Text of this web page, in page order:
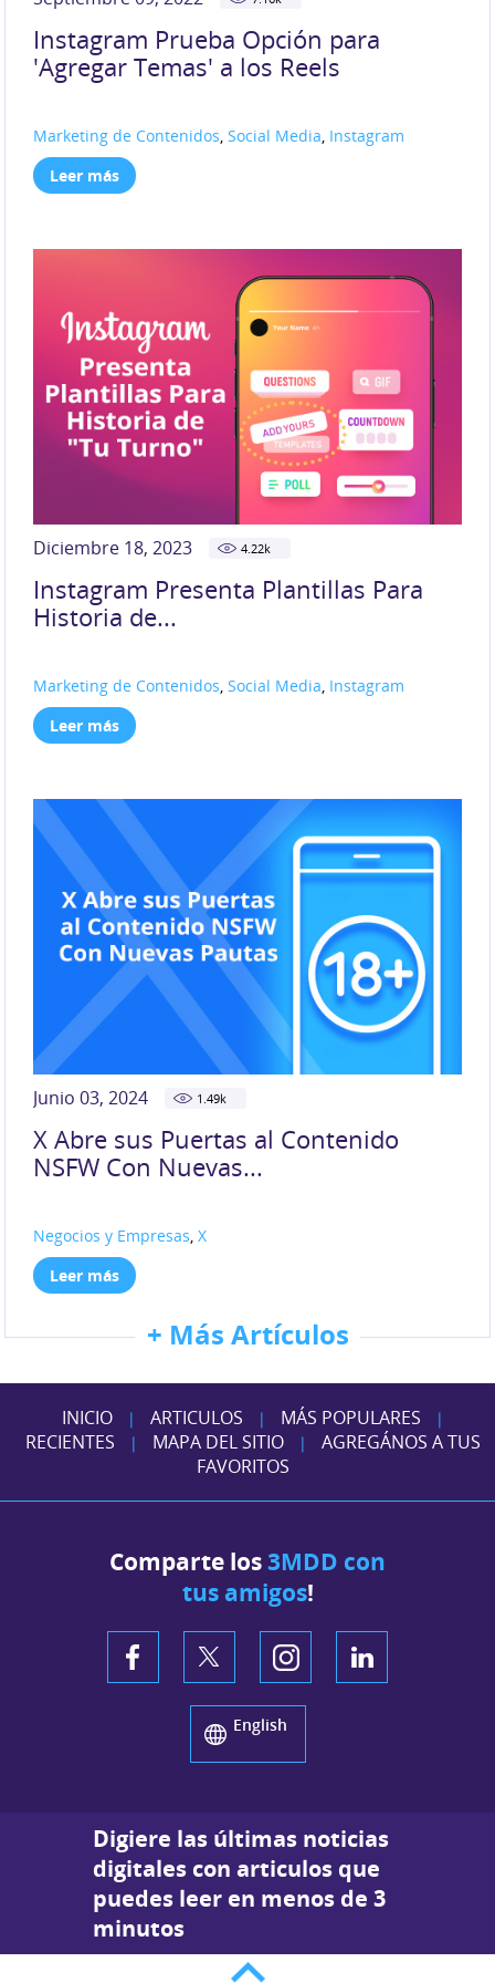
+ Más Artículos
Instagram Prueba Opción para
'Agregar Temas' a los Reels
Marketing de Contenidos,Social Media, Instagram
Leer más
Diciembre 18, 2023 4.22k
Instagram Presenta Plantillas Para
Historia de...
Marketing de Contenidos,Social Media, Instagram
Leer más
Junio 03, 2024 1.49k
X Abre sus Puertas al Contenido
NSFW Con Nuevas...
Negocios y Empresas,X
Leer más
INICIO | ARTICULOS | MÁS POPULARES |
RECIENTES | MAPA DEL SITIO |
AGREGÁNOS A TUS
FAVORITOS
Comparte los3MDD con
tus amigos!
English
Digiere las últimas noticias
digitales con articulos que
puedes leer en menos de 3
minutos